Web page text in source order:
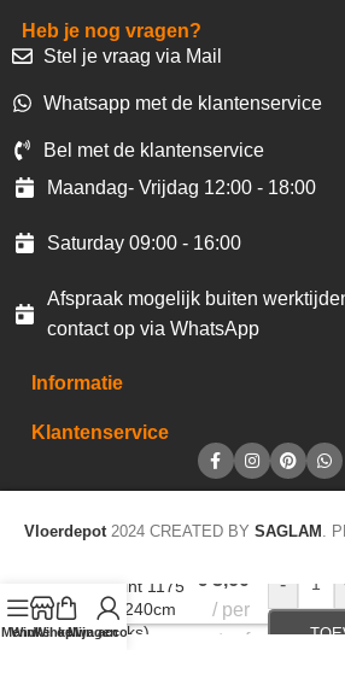
Heb je nog vragen?
Stel je vraag via Mail
Whatsapp met de klantenservice
Bel met de klantenservice
Maandag- Vrijdag 12:00 - 18:00
Saturday 09:00 - 16:00
Afspraak mogelijk buiten
contact op via WhatsApp
Informatie
Klantenservice
Vloerdepot 2024 CREATED BY SAGLAM .
Menu
Winkel op
Winkelwagen
Mijn account
Plakplint 1175
5x24x240cm
(40stuks)
€ 3,60
per
staaf
-